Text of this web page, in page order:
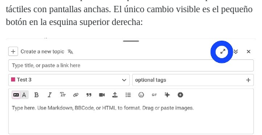
táctiles con pantallas anchas. El único cambio visible es el pequeño
botón en la esquina superior derecha: